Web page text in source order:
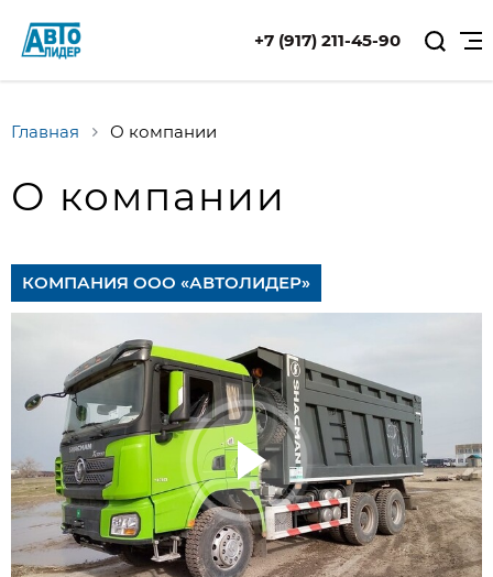
+7 (917) 211-45-90
Главная О компании
О компании
КОМПАНИЯ ООО «АВТОЛИДЕР»